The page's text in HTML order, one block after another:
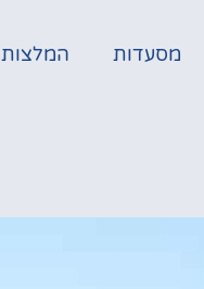
מסעדות המלצות